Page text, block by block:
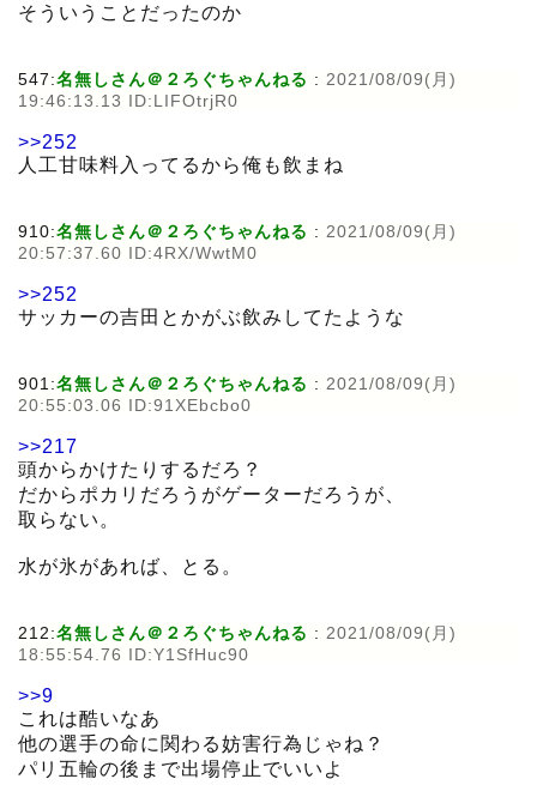
そういうことだったのか
547:名無しさん＠２ろぐちゃんねる : 2021/08/09(月)
19:46:13.13 ID:LIFOtrjR0
>>252
人工甘味料入ってるから俺も飲まね
910:名無しさん＠２ろぐちゃんねる : 2021/08/09(月)
20:57:37.60 ID:4RX/WwtM0
>>252
サッカーの吉田とかがぶ飲みしてたような
901:名無しさん＠２ろぐちゃんねる : 2021/08/09(月)
20:55:03.06 ID:91XEbcbo0
>>217
頭からかけたりするだろ？
だからポカリだろうがゲーターだろうが、
取らない。
水が氷があれば、とる。
212:名無しさん＠２ろぐちゃんねる : 2021/08/09(月)
18:55:54.76 ID:Y1SfHuc90
>>9
これは酷いなあ
他の選手の命に関わる妨害行為じゃね？
パリ五輪の後まで出場停止でいいよ